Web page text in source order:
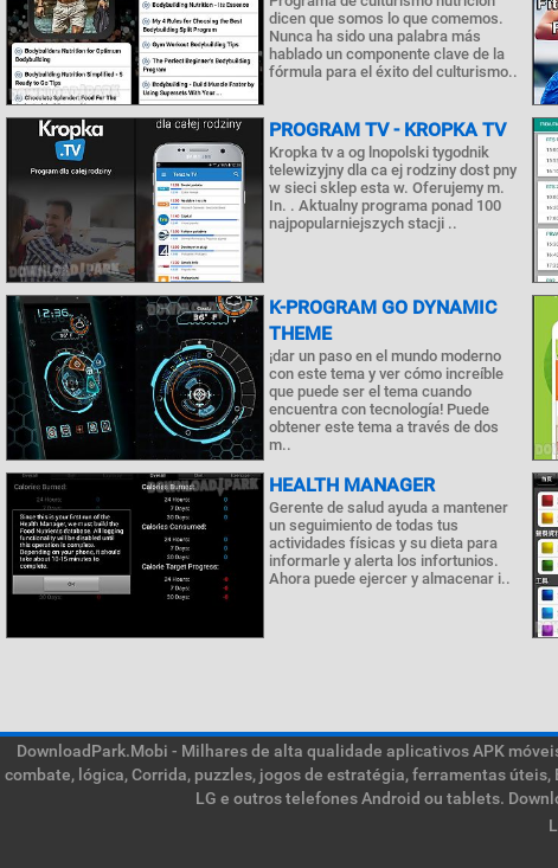
dicen que somos lo que comemos.
Nunca ha sido una palabra más
hablado un componente clave de la
fórmula para el éxito del culturismo..
PROGRAM TV - KROPKA TV
Kropka tv a og lnopolski tygodnik
telewizyjny dla ca ej rodziny dost pny
w sieci sklep esta w. Oferujemy m.
In. . Aktualny programa ponad 100
najpopularniejszych stacji ..
K-PROGRAM GO DYNAMIC
THEME
¡dar un paso en el mundo moderno
con este tema y ver cómo increíble
que puede ser el tema cuando
encuentra con tecnología! Puede
obtener este tema a través de dos
m..
HEALTH MANAGER
Gerente de salud ayuda a mantener
un seguimiento de todas tus
actividades físicas y su dieta para
informarle y alerta los infortunios.
Ahora puede ejercer y almacenar i..
DownloadPark.Mobi - Milhares de alta qualidade aplicativos APK
combate, lógica, Corrida, puzzles, jogos de estratégia, ferramentas
LG e outros telefones Android ou tablets.